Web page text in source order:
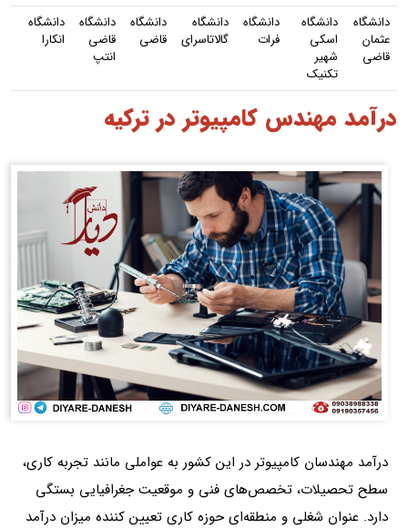
دانشگاه
عثمان
قاضی
دانشگاه
اسکی
شهیر
تکنیک
دانشگاه
فرات
دانشگاه
گالاتاسرای
دانشگاه
قاضی
دانشگاه
قاضی
انتپ
دانشگاه
انکارا
درآمد مهندس کامپیوتر در ترکیه
درآمد مهندسان کامپیوتر در این کشور به عواملی مانند تجربه کاری،
سطح تحصیلات، تخصص‌های فنی و موقعیت جغرافیایی بستگی
دارد. عنوان شغلی و منطقه‌ای حوزه کاری تعیین کننده میزان درآمد